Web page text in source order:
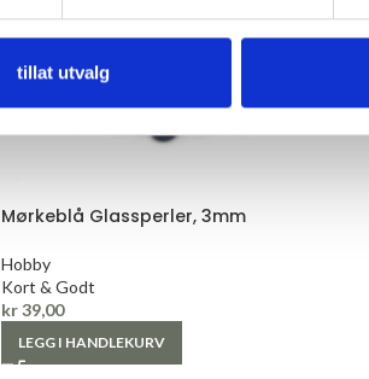
tillat utvalg
Mørkeblå Glassperler, 3mm
Hobby
Kort & Godt
kr39,00
LEGG I HANDLEKURV